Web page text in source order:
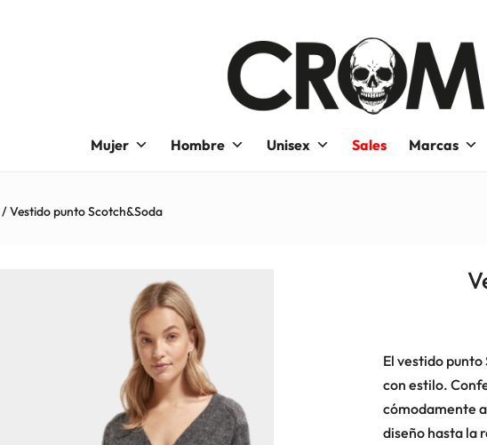
Mujer Hombre Unisex Sales Marcas
/ Vestido punto Scotch&Soda
El vestido punto
con estilo.
cómodamente
diseño hasta la